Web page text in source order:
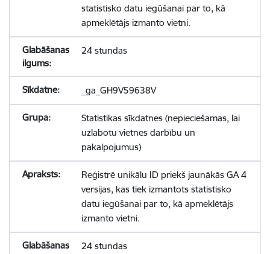
statistisko datu iegūšanai par to, kā
apmeklētājs izmanto vietni.
24 stundas
_ga_GH9V59638V
Statistikas sīkdatnes (nepieciešamas, lai
uzlabotu vietnes darbību un
pakalpojumus)
Reģistrē unikālu ID priekš jaunākās GA 4
versijas, kas tiek izmantots statistisko
datu iegūšanai par to, kā apmeklētājs
izmanto vietni.
24 stundas